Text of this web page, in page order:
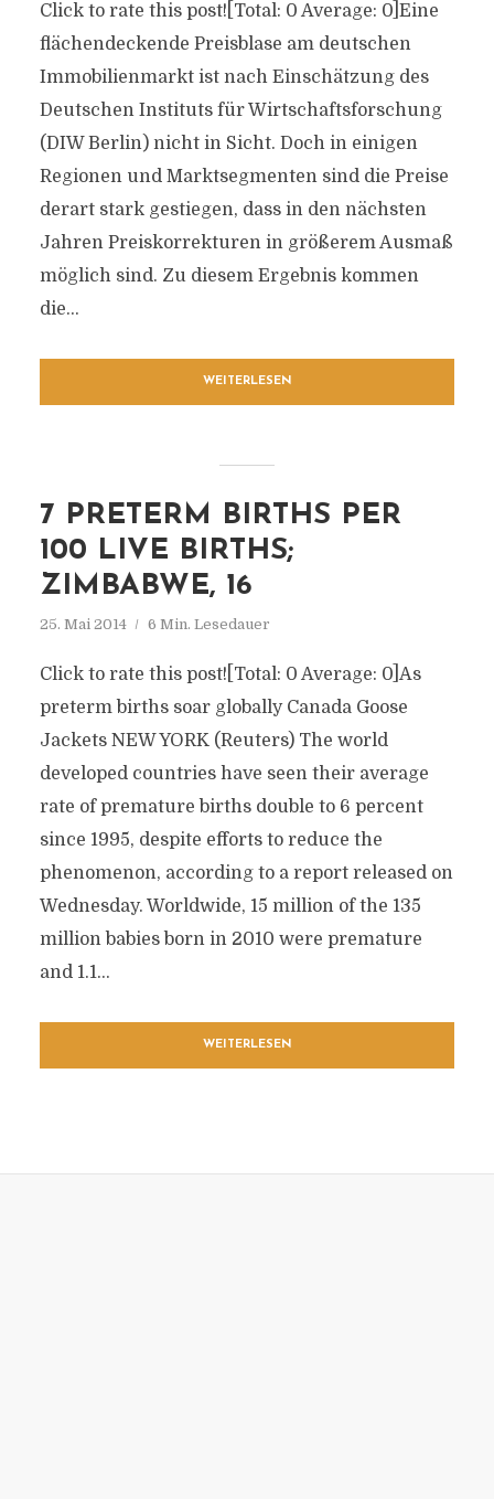
Click to rate this post![Total: 0 Average: 0]Eine
flächendeckende Preisblase am deutschen
Immobilienmarkt ist nach Einschätzung des
Deutschen Instituts für Wirtschaftsforschung
(DIW Berlin) nicht in Sicht. Doch in einigen
Regionen und Marktsegmenten sind die Preise
derart stark gestiegen, dass in den nächsten
Jahren Preiskorrekturen in größerem Ausmaß
möglich sind. Zu diesem Ergebnis kommen
die...
WEITERLESEN
7 PRETERM BIRTHS PER
100 LIVE BIRTHS;
ZIMBABWE, 16
25. Mai 2014 6 Min. Lesedauer
Click to rate this post![Total: 0 Average: 0]As
preterm births soar globally Canada Goose
Jackets NEW YORK (Reuters) The world
developed countries have seen their average
rate of premature births double to 6 percent
since 1995, despite efforts to reduce the
phenomenon, according to a report released on
Wednesday. Worldwide, 15 million of the 135
million babies born in 2010 were premature
and 1.1...
WEITERLESEN